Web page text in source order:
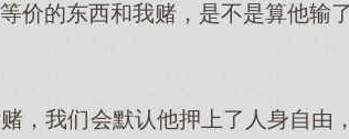
价的东西和我赌，是不是算他输
，我们会默认他押上了人身自由